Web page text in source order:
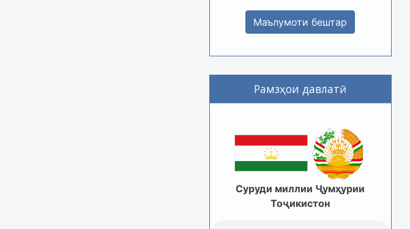
Маълумоти бештар
Рамзҳои давлатӣ
Суруди миллии Ҷумҳурии
Тоҷикистон